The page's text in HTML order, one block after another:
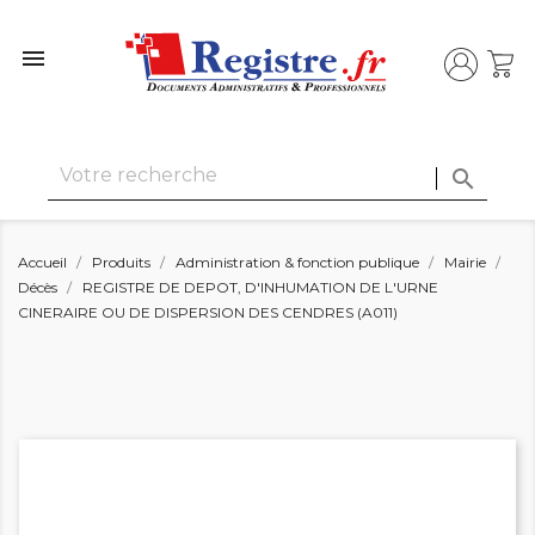


Accueil Produits Administration & fonction publique
Mairie
Décès
REGISTRE DE DEPOT, D'INHUMATION DE L'URNE
CINERAIRE OU DE DISPERSION DES CENDRES (A011)